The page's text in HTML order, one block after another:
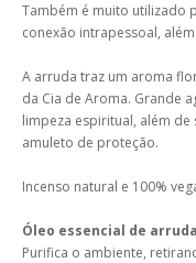
Também é muito utilizado
conexão intrapessoal,
A arruda traz um aroma
da Cia de Aroma. Grande
limpeza espiritual, além
amuleto de proteção.
Incenso natural e 100%
Óleo essencial de
Purifica o ambiente,